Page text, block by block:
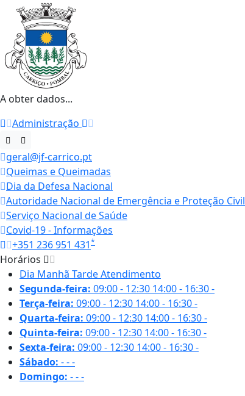
A obter dados...
Administração
geral@jf-carrico.pt
Queimas e Queimadas
Dia da Defesa Nacional
Autoridade Nacional de Emergência e Proteção Civil
Serviço Nacional de Saúde
Covid-19 - Informações
+351 236 951 431*
Horários
Dia Manhã TardeAtendimento
Segunda-feira: 09:00 - 12:30 14:00 - 16:30-
Terça-feira: 09:00 - 12:30 14:00 - 16:30-
Quarta-feira: 09:00 - 12:30 14:00 - 16:30-
Quinta-feira: 09:00 - 12:30 14:00 - 16:30-
Sexta-feira: 09:00 - 12:30 14:00 - 16:30-
Sábado: ---
Domingo: ---